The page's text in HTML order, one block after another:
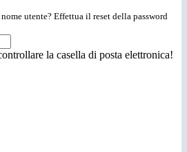
utente? Effettua il reset della password
la casella di posta elettronica!